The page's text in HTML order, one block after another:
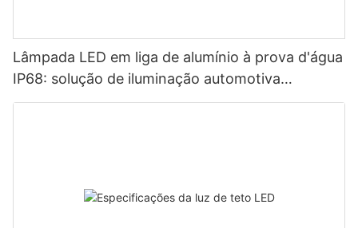
Lâmpada LED em liga de alumínio à prova d'água
IP68: solução de iluminação automotiva
altamente adaptável